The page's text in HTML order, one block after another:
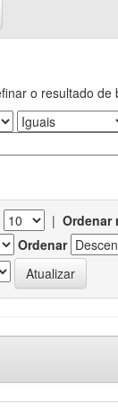
o resultado de
| Ordenar
Ordenar